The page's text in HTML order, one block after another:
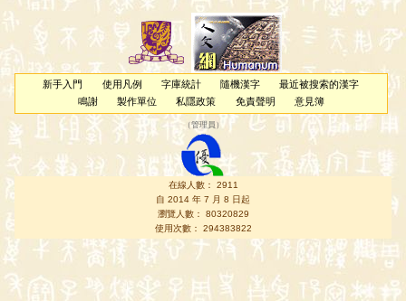
新手入門 使用凡例 字庫統計 隨機漢字
最近被搜索的漢字
鳴謝
製作單位 私隱政策 免責聲明 意見簿
（管理員 ）
在線人數： 2911
自 2014 年 7 月 8 日起
瀏覽人數： 80320829
使用次數： 294383822